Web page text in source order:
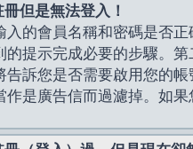
但是無法登入！
入的會員名稱和密碼是否
的提示完成必要的步驟。
告訴您是否需要啟用您的
作是廣告信而過濾掉。如